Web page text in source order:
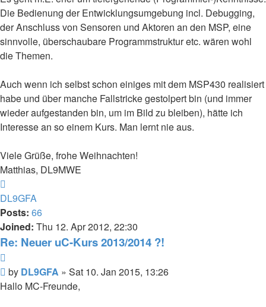
Die Bedienung der Entwicklungsumgebung incl. Debugging,
der Anschluss von Sensoren und Aktoren an den MSP, eine
sinnvolle, überschaubare Programmstruktur etc. wären wohl
die Themen.
Auch wenn ich selbst schon einiges mit dem MSP430 realisiert
habe und über manche Fallstricke gestolpert bin (und immer
wieder aufgestanden bin, um im Bild zu bleiben), hätte ich
Interesse an so einem Kurs. Man lernt nie aus.
Viele Grüße, frohe Weihnachten!
Matthias, DL9MWE
DL9GFA
Posts: 66
Joined: Thu 12. Apr 2012, 22:30
Re: Neuer uC-Kurs 2013/2014 ?!
Post
by DL9GFA » Sat 10. Jan 2015, 13:26
Hallo MC-Freunde,